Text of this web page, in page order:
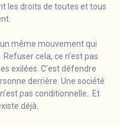
les droits de toutes et tous
un même mouvement qui
cela, ce n’est pas
exilées. C’est défendre
derrière. Une société
pas conditionnelle. Et
déjà.